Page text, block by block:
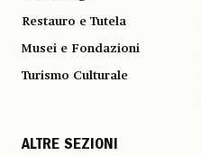
Restauro e Tutela
Musei e Fondazioni
Turismo Culturale
ALTRE SEZIONI